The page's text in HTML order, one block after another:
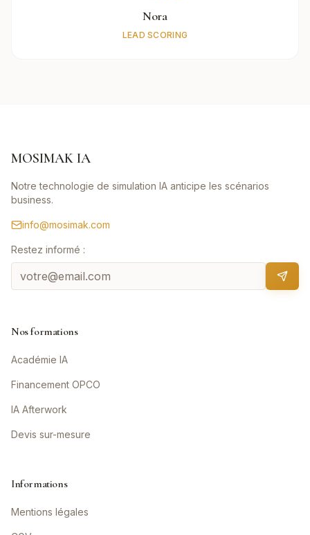
Nora
LEAD SCORING
MOSIMAK IA
Notre technologie de simulation IA anticipe les scénarios
business.
info@mosimak.com
Restez informé :
Nos formations
Académie IA
Financement OPCO
IA Afterwork
Devis sur-mesure
Informations
Mentions légales